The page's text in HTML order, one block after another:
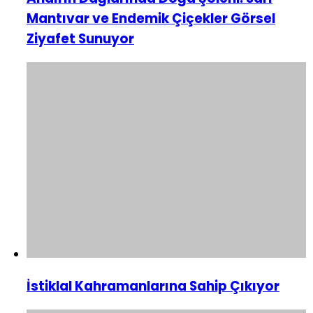
Mantıvar ve Endemik Çiçekler Görsel
Ziyafet Sunuyor
İstiklal Kahramanlarına Sahip Çıkıyor